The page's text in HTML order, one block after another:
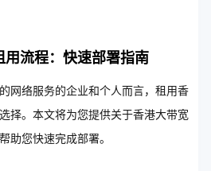
流程：快速部署指南
网络服务的企业和个人而言，租用香
择。本文将为您提供关于香港大带宽
助您快速完成部署。